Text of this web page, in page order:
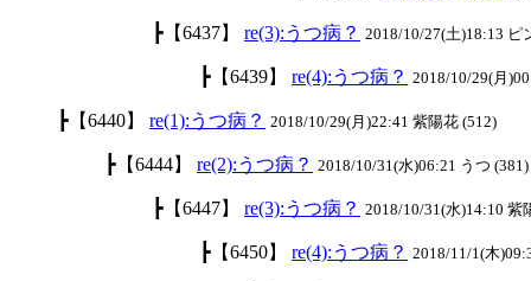
┣【6437】 re(3):うつ病？ 2018/10/27(土)18:13 ピ
┣【6439】 re(4):うつ病？ 2018/10/29(月
┣【6440】 re(1):うつ病？ 2018/10/29(月)22:41 紫陽花 (512)
┣【6444】 re(2):うつ病？ 2018/10/31(水)06:21 うつ (381)
┣【6447】 re(3):うつ病？ 2018/10/31(水)14:10 紫
┣【6450】 re(4):うつ病？ 2018/11/1(木